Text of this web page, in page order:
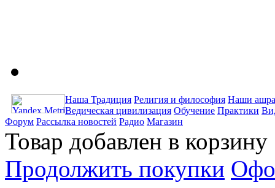
Наша Традиция Религия и философия Наши
Ведическая цивилизация Обучение Практики
Форум Рассылка новостей Радио Магазин
Товар добавлен в корзину
Продолжить покупки